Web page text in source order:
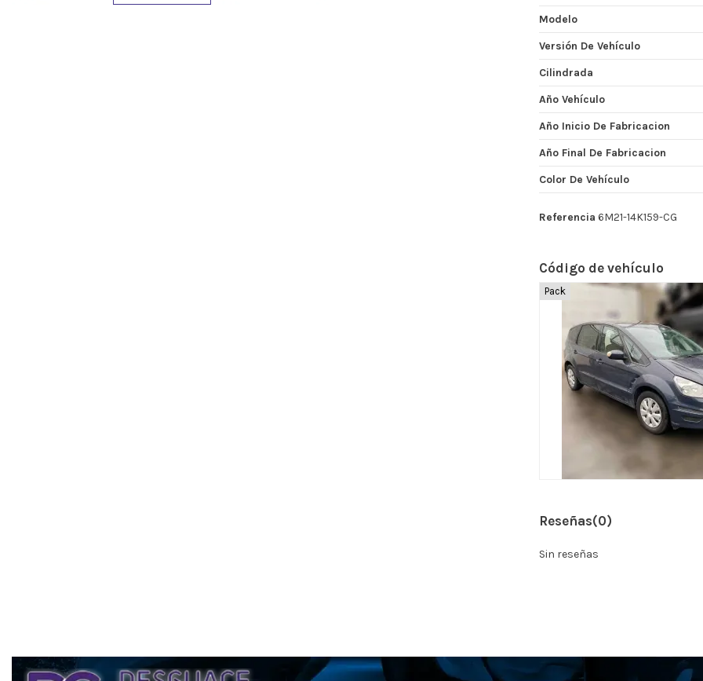
Modelo
Versión De Vehículo
Cilindrada
Año Vehículo
Año Inicio De Fabricacion
Año Final De Fabricacion
Color De Vehículo
Referencia 6M21-14K159-CG
Código de vehículo
Pack
Reseñas(0)
Sin reseñas